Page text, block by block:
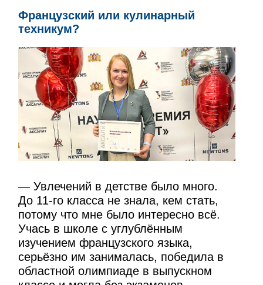
Французский или кулинарный
техникум?
— Увлечений в детстве было много.
До 11-го класса не знала, кем стать,
потому что мне было интересно всё.
Учась в школе с углублённым
изучением французского языка,
серьёзно им занималась, победила в
областной олимпиаде в выпускном